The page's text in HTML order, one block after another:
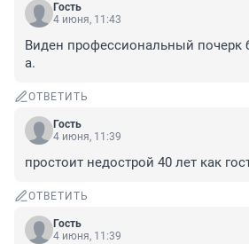
Гость
4 июня, 11:43
Виден профессиональный почерк
а.
ОТВЕТИТЬ
Гость
4 июня, 11:39
простоит недострой 40 лет как
ОТВЕТИТЬ
Гость
4 июня, 11:39